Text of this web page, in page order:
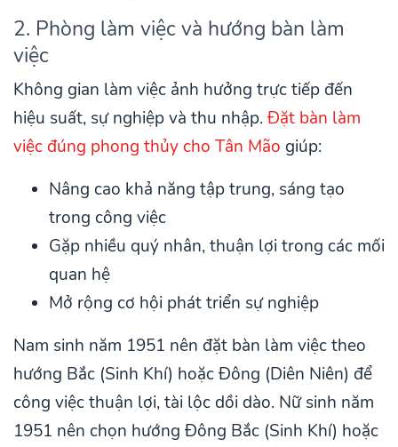
2. Phòng làm việc và hướng bàn làm
việc
Không gian làm việc ảnh hưởng trực tiếp đến
hiệu suất, sự nghiệp và thu nhập.Đặt bàn làm
việc đúng phong thủy cho Tân Mão giúp:
Nâng cao khả năng tập trung, sáng tạo
trong công việc
Gặp nhiều quý nhân, thuận lợi trong các mối
quan hệ
Mở rộng cơ hội phát triển sự nghiệp
Nam sinh năm 1951 nên đặt bàn làm việc theo
hướng Bắc (Sinh Khí) hoặc Đông (Diên Niên) để
công việc thuận lợi, tài lộc dồi dào. Nữ sinh năm
1951 nên chọn hướng Đông Bắc (Sinh Khí) hoặc